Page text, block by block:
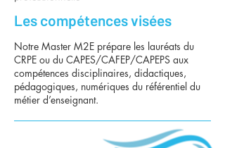
Les compétences visées
Notre Master M2E prépare les lauréats du
CRPE ou du CAPES/CAFEP/CAPEPS aux
compétences disciplinaires, didactiques,
pédagogiques, numériques du référentiel du
métier d’enseignant.